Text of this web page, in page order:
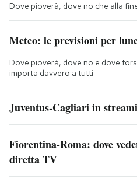
Dove pioverà, dove no che alla
Meteo: le previsioni per
Dove pioverà, dove no e dove
importa davvero a tutti
Juventus-Cagliari in
Fiorentina-Roma: dove
diretta TV